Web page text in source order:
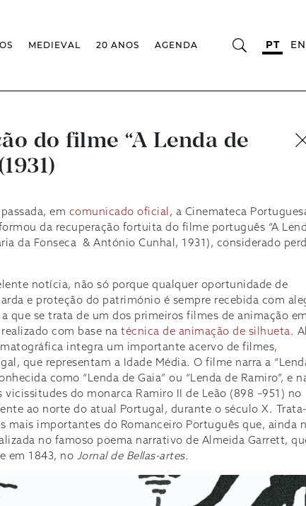
E CRONOLOGIAS
DIGITAL
IEM
MEDIEVAL 20 ANOS AGENDA PT EN
do filme “A Lenda de
em comunicado oficial, a Cinemateca
da recuperação fortuita do filme português “A
da Fonseca & António Cunhal, 1931), considerado
notícia, não só porque qualquer oportunidade de
e proteção do património é sempre recebida com
que se trata de um dos primeiros filmes de animação em
com base natécnica de animação de silhueta.
integra um importante acervo de filmes,
que representam a Idade Média. O filme narra a
como “Lenda de Gaia” ou “Lenda de Ramiro”, e
vicissitudes do monarca Ramiro II de Leão (898 –951) no
ao norte do atual Portugal, durante o século X.
mais importantes do Romanceiro Português que, ainda
no famoso poema narrativo de Almeida Garrett,
em 1843, no Jornal de Bellas-artes.